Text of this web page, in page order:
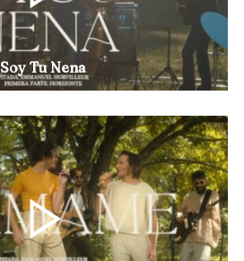
Soy Tu Nena